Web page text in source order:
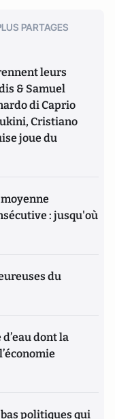
PARTAGES
leurs
& Samuel
di Caprio
Cristiano
joue du
: jusqu'où
du
dont la
politiques qui